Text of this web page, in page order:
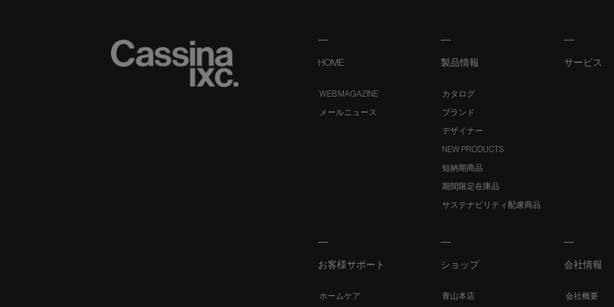
HOME
WEB MAGAZINE
メールニュース
製品情報
カタログ
ブランド
デザイナー
NEW PRODUCTS
短納期商品
期間限定在庫品
サステナビリティ配慮商品
サービス
お客様サポート
ホームケア
ショップ
青山本店
会社情報
会社概要